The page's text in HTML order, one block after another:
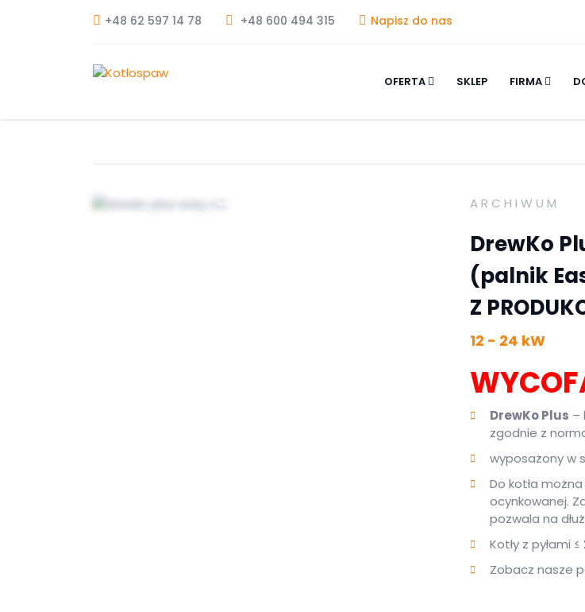
+48 62 597 14 78 +48 600 494 315 Napisz do nas
OFERTA SKLEP FIRMA
ARCHIWUM
DrewKo
(palnik
Z
12 - 24 kW
DrewKo Plus –
zgodnie z
wyposażony w
Do kotła
ocynkowanej.
pozwala na
Kotły z pyłami
Zobacz nasze